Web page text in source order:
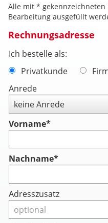
Alle mit *
Bearbeitung ausgefüllt
Rechnungsadresse
Ich bestelle als:
Privatkunde
Anrede
Vorname*
Nachname*
Adresszusatz